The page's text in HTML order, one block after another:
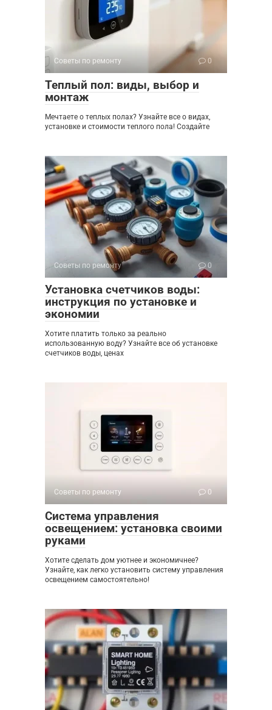
Советы по ремонту 0
Теплый пол: виды, выбор и
монтаж
Мечтаете о теплых полах? Узнайте все о видах,
установке и стоимости теплого пола! Создайте
Советы по ремонту 0
Установка счетчиков воды:
инструкция по установке и
экономии
Хотите платить только за реально
использованную воду? Узнайте все об установке
счетчиков воды, ценах
Советы по ремонту 0
Система управления
освещением: установка своими
руками
Хотите сделать дом уютнее и экономичнее?
Узнайте, как легко установить систему управления
освещением самостоятельно!